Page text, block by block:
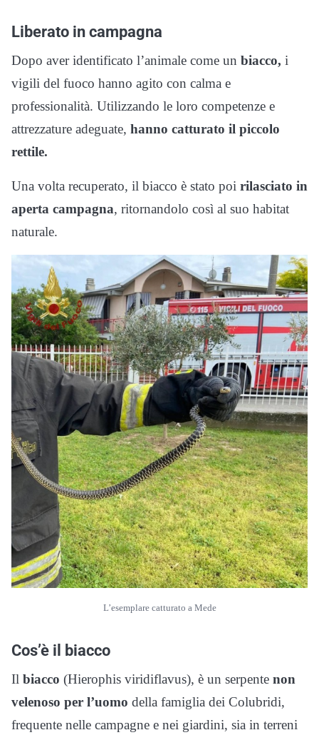
Liberato in campagna
Dopo aver identificato l’animale come un biacco, i
vigili del fuoco hanno agito con calma e
professionalità. Utilizzando le loro competenze e
attrezzature adeguate, hanno catturato il piccolo
rettile.
Una volta recuperato, il biacco è stato poi rilasciato in
aperta campagna, ritornandolo così al suo habitat
naturale.
L’esemplare catturato a Mede
Cos’è il biacco
Il biacco (Hierophis viridiflavus), è un serpente non
velenoso per l’uomo della famiglia dei Colubridi,
frequente nelle campagne e nei giardini, sia in terreni